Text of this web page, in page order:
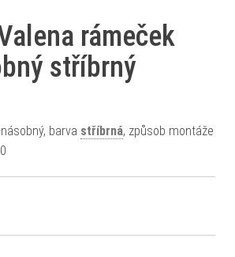
rámeček
stříbrný
barva stříbrná, způsob montáže